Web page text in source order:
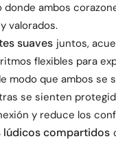
donde ambos
valorados.
suaves juntos,
flexibles para
modo que ambos se
se sienten
y reduce los
lúdicos compartidos